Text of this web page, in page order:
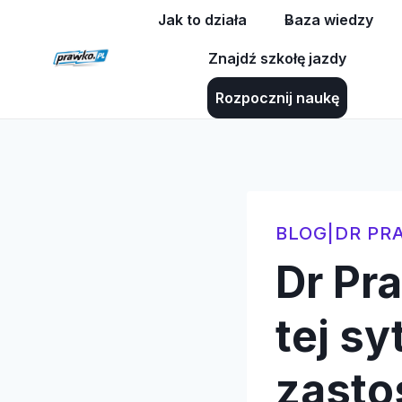
Jak to działa Baza wiedzy
Znajdź szkołę jazdy
Rozpocznij naukę
BLOG DR
Dr
tej